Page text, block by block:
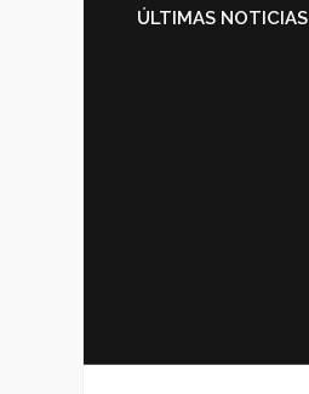
ÚLTIMAS NOTICIAS